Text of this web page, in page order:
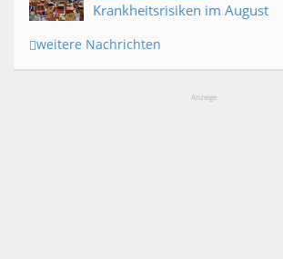
Krankheitsrisiken im August
weitere Nachrichten
Anzeige